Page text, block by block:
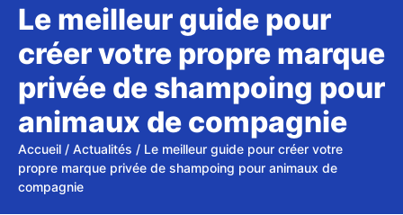
Le meilleur guide pour
créer votre propre marque
privée de shampoing pour
animaux de compagnie
Accueil / Actualités / Le meilleur guide pour créer votre
propre marque privée de shampoing pour animaux de
compagnie